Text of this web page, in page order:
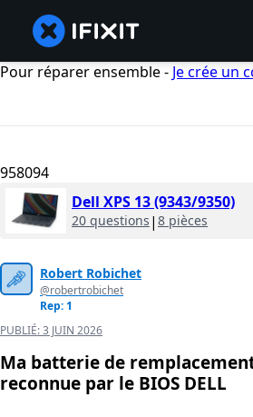
Pour réparer ensemble - Je crée un
958094
Dell XPS 13 (9343/9350)
20 questions | 8 pièces
Robert Robichet
@robertrobichet
Rep: 1
PUBLIÉ:3 JUIN 2026
Ma batterie de
reconnue par le BIOS DELL